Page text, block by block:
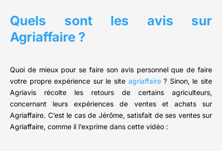
Quels sont les avis sur
Agriaffaire ?
Quoi de mieux pour se faire son avis personnel que de faire
votre propre expérience sur le site agriaffaire? Sinon, le site
Agriavis récolte les retours de certains agriculteurs,
concernant leurs expériences de ventes et achats sur
Agriaffaire. C’est le cas de Jérôme, satisfait de ses ventes sur
Agriaffaire, comme il l’exprime dans cette vidéo :